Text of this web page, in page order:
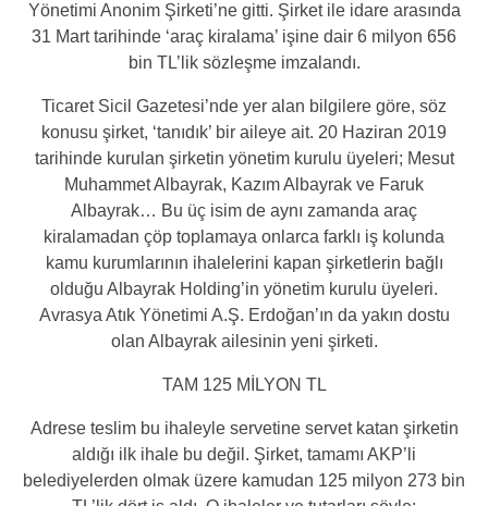
Yönetimi Anonim Şirketi’ne gitti. Şirket ile idare arasında
31 Mart tarihinde ‘araç kiralama’ işine dair 6 milyon 656
bin TL’lik sözleşme imzalandı.
Ticaret Sicil Gazetesi’nde yer alan bilgilere göre, söz
konusu şirket, ‘tanıdık’ bir aileye ait. 20 Haziran 2019
tarihinde kurulan şirketin yönetim kurulu üyeleri; Mesut
Muhammet Albayrak, Kazım Albayrak ve Faruk
Albayrak… Bu üç isim de aynı zamanda araç
kiralamadan çöp toplamaya onlarca farklı iş kolunda
kamu kurumlarının ihalelerini kapan şirketlerin bağlı
olduğu Albayrak Holding’in yönetim kurulu üyeleri.
Avrasya Atık Yönetimi A.Ş. Erdoğan’ın da yakın dostu
olan Albayrak ailesinin yeni şirketi.
TAM 125 MİLYON TL
Adrese teslim bu ihaleyle servetine servet katan şirketin
aldığı ilk ihale bu değil. Şirket, tamamı AKP’li
belediyelerden olmak üzere kamudan 125 milyon 273 bin